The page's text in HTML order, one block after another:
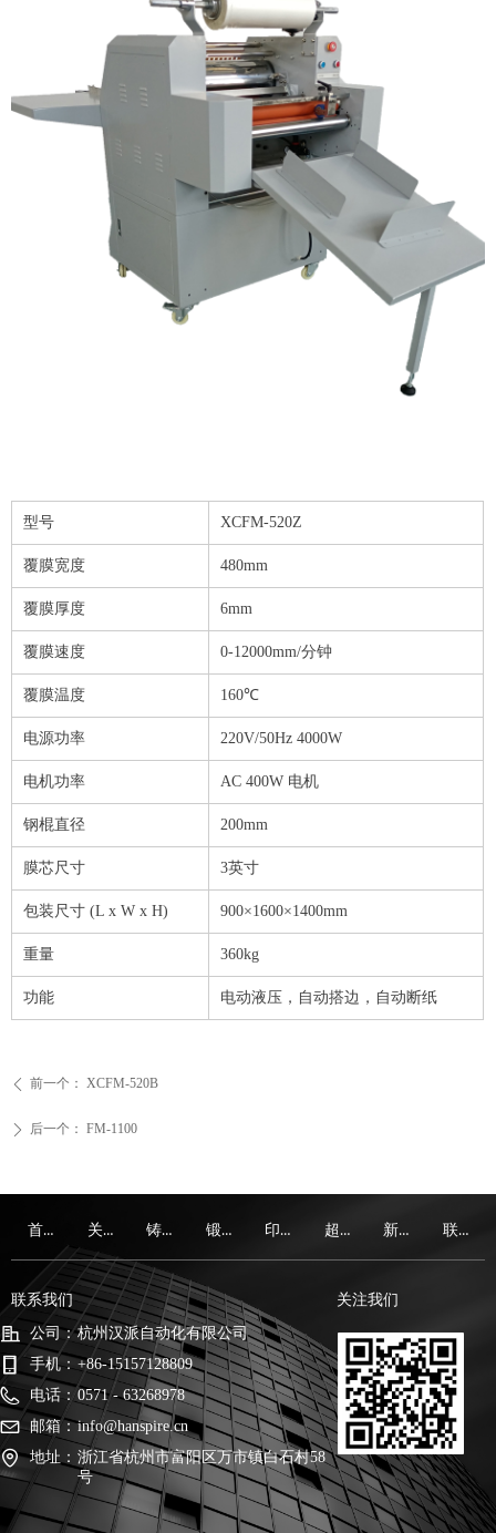
ꄴ 前一个： XCFM-520B
ꄲ 后一个： FM-1100
型号 XCFM-520Z
覆膜宽度 480mm
覆膜厚度 6mm
覆膜速度 0-12000mm/分钟
覆膜温度 160℃
电源功率 220V/50Hz 4000W
电机功率 AC 400W 电机
钢棍直径 200mm
膜芯尺寸 3英寸
包装尺寸 (L x W x H) 900×1600×1400mm
重量 360kg
功能 电动液压，自动搭边，自动断纸
首页
首页
关于我们
关于我们
铸造件
铸造件
锻造件
锻造件
印后设备 超声波设备
超声波设备
新闻资讯 联系我们
联系我们
公司：杭州汉派自动化有限公司
手机： +86-15157128809
电话： 0571 - 63268978
邮箱：info@hanspire.cn
地址： 浙江省杭州市富阳区万市镇白石村58
号
关注我们